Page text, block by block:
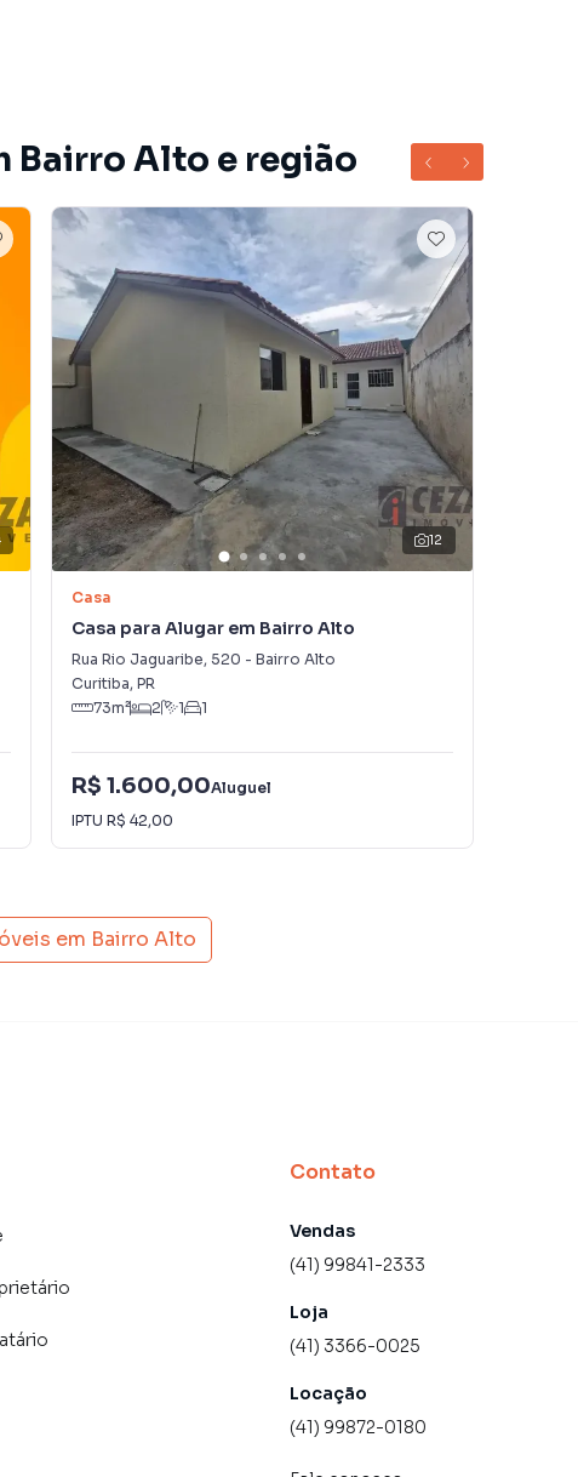
em 4 parcelas de R$125,00)
SUJEITO A ALTERAÇÃO:
Bairro Alto e região
12
Casa
Casa para Alugar em Bairro Alto
Rua Rio Jaguaribe, 520 - Bairro Alto
Curitiba, PR
73m² 2 1 1
R$ 1.600,00Aluguel
IPTU R$ 42,00
em Bairro Alto
Contato
Vendas
(41) 99841-2333
Loja
(41) 3366-0025
Locação
(41) 99872-0180